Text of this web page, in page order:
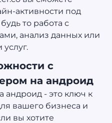
активности под
то работа с
анализ данных или
с
на андроид
андроид - это ключ к
вашего бизнеса и
вы хотите